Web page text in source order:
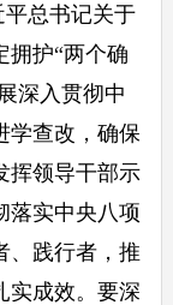
总书记关于
拥护“两个确
深入贯彻中
学查改，确保
挥领导干部示
落实中央八项
、践行者，推
实成效。要深